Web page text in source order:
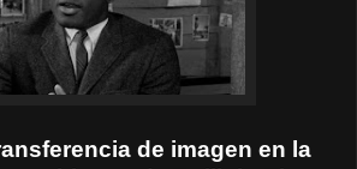
de imagen en la